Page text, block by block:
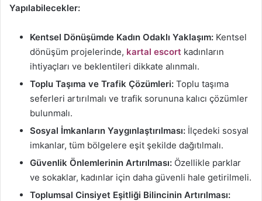
Yapılabilecekler:
Kentsel Dönüşümde Kadın Odaklı Yaklaşım: Kentsel
dönüşüm projelerinde, kartal escort kadınların
ihtiyaçları ve beklentileri dikkate alınmalı.
Toplu Taşıma ve Trafik Çözümleri: Toplu taşıma
seferleri artırılmalı ve trafik sorununa kalıcı çözümler
bulunmalı.
Sosyal İmkanların Yaygınlaştırılması: İlçedeki sosyal
imkanlar, tüm bölgelere eşit şekilde dağıtılmalı.
Güvenlik Önlemlerinin Artırılması: Özellikle parklar
ve sokaklar, kadınlar için daha güvenli hale getirilmeli.
Toplumsal Cinsiyet Eşitliği Bilincinin Artırılması: